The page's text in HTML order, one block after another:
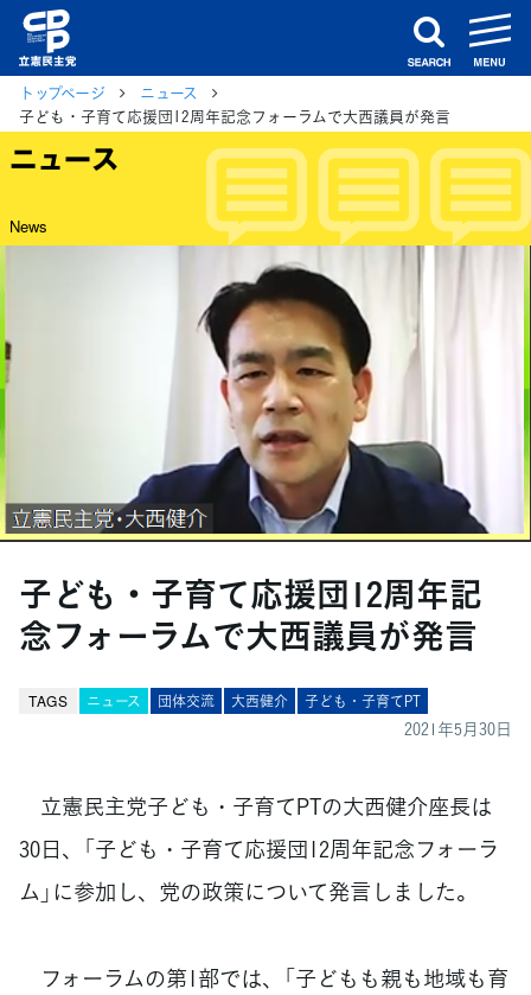
search
トップページ
ニュース
子ども・子育て応援団12周年記念フォーラムで大西議員が発言
ニュース
News
子ども・子育て応援団12周年記
念フォーラムで大西議員が発言
TAGS ニュース 団体交流 大西健介 子ども・子育てPT
2021年5月30日
立憲民主党子ども・子育てPTの大西健介座長は
30日、「子ども・子育て応援団12周年記念フォーラ
ム」に参加し、党の政策について発言しました。
フォーラムの第1部では、「子どもも親も地域も育